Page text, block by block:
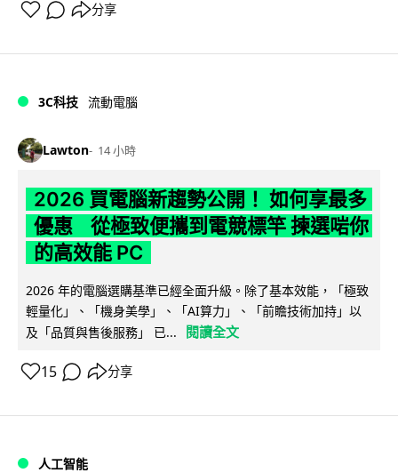
分享
3C科技 流動電腦
Lawton 14 小時
2026 買電腦新趨勢公開！ 如何享最多
優惠 從極致便攜到電競標竿 揀選啱你
的高效能 PC
2026 年的電腦選購基準已經全面升級。除了基本效能，「極致
輕量化」、「機身美學」、「AI算力」、「前瞻技術加持」以
及「品質與售後服務」 已...
閱讀全文
15 分享
人工智能